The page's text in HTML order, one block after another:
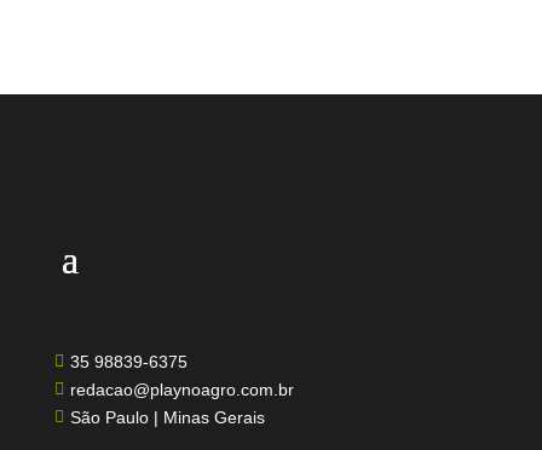
 35 98839-6375
 redacao@playnoagro.com.br
 São Paulo | Minas Gerais